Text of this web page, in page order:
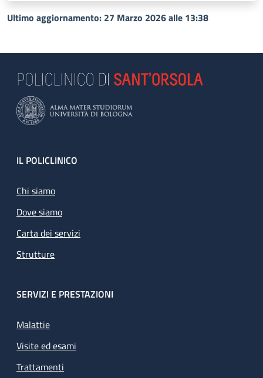
Ultimo aggiornamento: 27 Marzo 2026 alle 13:38
Footer
IL POLICLINICO
Chi siamo
Dove siamo
Carta dei servizi
Strutture
SERVIZI E PRESTAZIONI
Malattie
Visite ed esami
Trattamenti